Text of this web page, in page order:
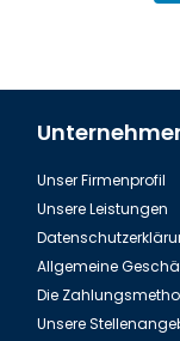
Unser Firmenprofil
Unsere Leistungen
Allgemeine
Die
Unsere